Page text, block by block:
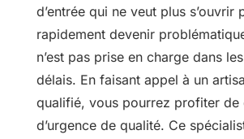
d’entrée qui ne veut plus s’ouvrir
rapidement devenir
n’est pas prise en charge dans
délais. En faisant appel à un
qualifié, vous pourrez profiter de
d’urgence de qualité. Ce